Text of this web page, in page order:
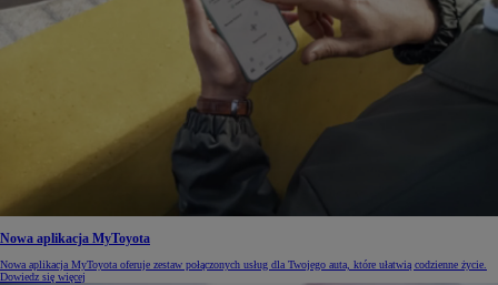
Nowa aplikacja MyToyota
Nowa aplikacja MyToyota oferuje zestaw połączonych usług dla Twojego auta, które ułatwią codzienne życie.
Dowiedz się więcej